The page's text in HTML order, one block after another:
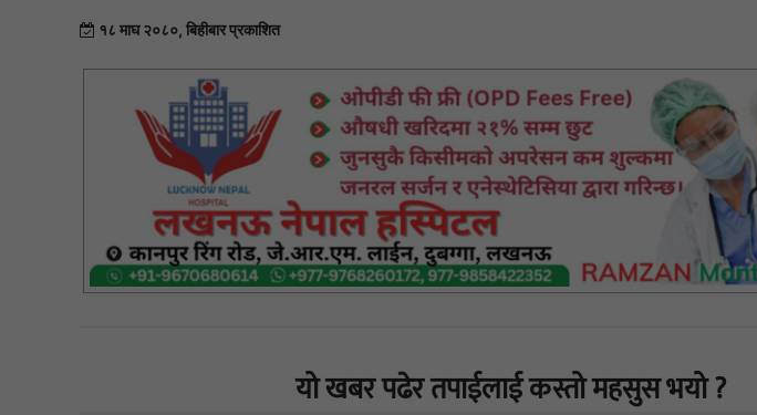
१८ माघ २०८०, बिहीबार प्रकाशित
यो खबर पढेर तपाईलाई कस्तो महसुस भयो ?